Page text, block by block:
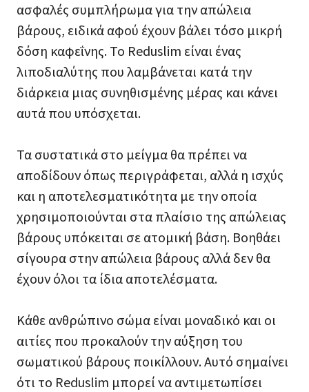
ασφαλές συμπλήρωμα για την απώλεια
βάρους, ειδικά αφού έχουν βάλει τόσο μικρή
δόση καφεΐνης. Το Reduslim είναι ένας
λιποδιαλύτης που λαμβάνεται κατά την
διάρκεια μιας συνηθισμένης μέρας και κάνει
αυτά που υπόσχεται.
Τα συστατικά στο μείγμα θα πρέπει να
αποδίδουν όπως περιγράφεται, αλλά η ισχύς
και η αποτελεσματικότητα με την οποία
χρησιμοποιούνται στα πλαίσιο της απώλειας
βάρους υπόκειται σε ατομική βάση. Βοηθάει
σίγουρα στην απώλεια βάρους αλλά δεν θα
έχουν όλοι τα ίδια αποτελέσματα.
Κάθε ανθρώπινο σώμα είναι μοναδικό και οι
αιτίες που προκαλούν την αύξηση του
σωματικού βάρους ποικίλλουν. Αυτό σημαίνει
ότι το Reduslim μπορεί να αντιμετωπίσει